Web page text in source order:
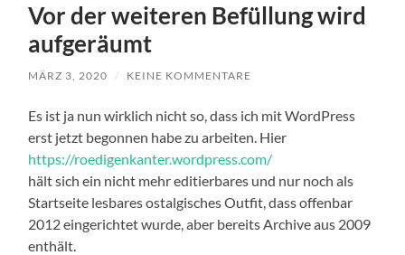
Vor der weiteren Befüllung wird
aufgeräumt
MÄRZ 3, 2020 / KEINE KOMMENTARE
Es ist ja nun wirklich nicht so, dass ich mit WordPress
erst jetzt begonnen habe zu arbeiten. Hier
https://roedigenkanter.wordpress.com/
hält sich ein nicht mehr editierbares und nur noch als
Startseite lesbares ostalgisches Outfit, dass offenbar
2012 eingerichtet wurde, aber bereits Archive aus 2009
enthält.